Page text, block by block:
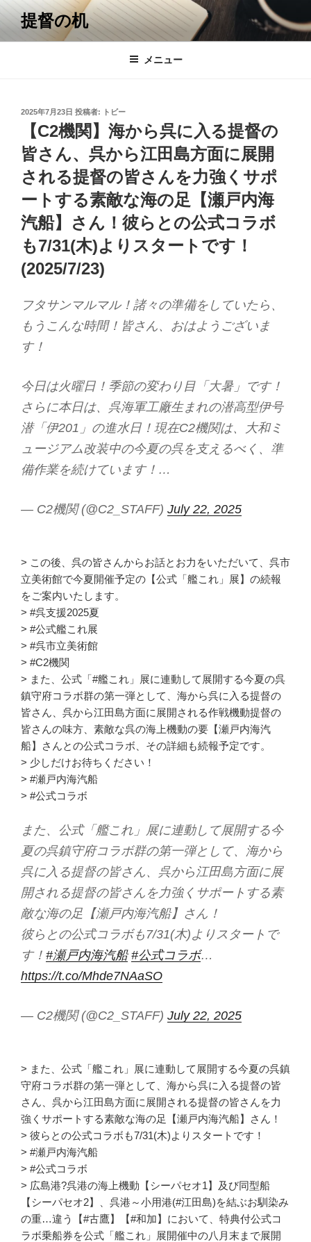
コ
テ
提督の机
メニュー
投
2025年7月23日 投稿者: トビー
【C2機関】海から呉に入る提督の
皆さん、呉から江田島方面に展開
される提督の皆さんを力強くサポ
ートする素敵な海の足【瀬戸内海
汽船】さん！彼らとの公式コラボ
も7/31(木)よりスタートです！
(2025/7/23)
フタサンマルマル！諸々の準備をしていたら、
もうこんな時間！皆さん、おはようございま
す！
今日は火曜日！季節の変わり目「大暑」です！
さらに本日は、呉海軍工廠生まれの潜高型伊号
潜「伊201」の進水日！現在C2機関は、大和ミ
ュージアム改装中の今夏の呉を支えるべく、準
備作業を続けています！…
— C2機関 (@C2_STAFF) July 22, 2025
> この後、呉の皆さんからお話とお力をいただいて、呉市
立美術館で今夏開催予定の【公式「艦これ」展】の続報
をご案内いたします。
> #呉支援2025夏
> #公式艦これ展
> #呉市立美術館
> #C2機関
> また、公式「#艦これ」展に連動して展開する今夏の呉
鎮守府コラボ群の第一弾として、海から呉に入る提督の
皆さん、呉から江田島方面に展開される作戦機動提督の
皆さんの味方、素敵な呉の海上機動の要【瀬戸内海汽
船】さんとの公式コラボ、その詳細も続報予定です。
> 少しだけお待ちください！
> #瀬戸内海汽船
> #公式コラボ
また、公式「艦これ」展に連動して展開する今
夏の呉鎮守府コラボ群の第一弾として、海から
呉に入る提督の皆さん、呉から江田島方面に展
開される提督の皆さんを力強くサポートする素
敵な海の足【瀬戸内海汽船】さん！
彼らとの公式コラボも7/31(木)よりスタートで
す！ #瀬戸内海汽船 #公式コラボ…
https://t.co/Mhde7NAaSO
— C2機関 (@C2_STAFF) July 22, 2025
> また、公式「艦これ」展に連動して展開する今夏の呉鎮
守府コラボ群の第一弾として、海から呉に入る提督の皆
さん、呉から江田島方面に展開される提督の皆さんを力
強くサポートする素敵な海の足【瀬戸内海汽船】さん！
> 彼らとの公式コラボも7/31(木)よりスタートです！
> #瀬戸内海汽船
> #公式コラボ
> 広島港?呉港の海上機動【シーパセオ1】及び同型船
【シーパセオ2】、呉港～小用港(#江田島)を結ぶお馴染み
の重…違う【#古鷹】【#和加】において、特典付公式コ
ラボ乗船券を公式「艦これ」展開催中の八月末まで展開